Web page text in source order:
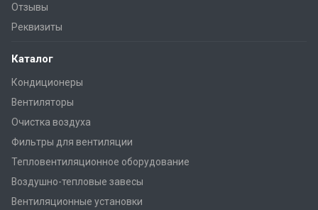
Отзывы
Реквизиты
Каталог
Кондиционеры
Вентиляторы
Очистка воздуха
Фильтры для вентиляции
Тепловентиляционное оборудование
Воздушно-тепловые завесы
Вентиляционные установки